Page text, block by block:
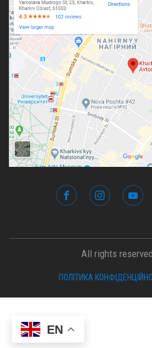
EN
All rights
ПОЛІТИКА